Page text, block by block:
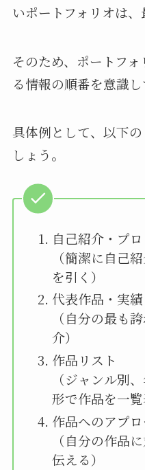
いポートフォリオは、
そのため、ポートフ
る情報の順番を意識し
具体例として、以下
しょう。
自己紹介・プ
（簡潔に自己
を引く）
代表作品・実績
（自分の最も
介）
作品リスト
（ジャンル別
形で作品を一覧
作品へのアプ
（自分の作品
伝える）